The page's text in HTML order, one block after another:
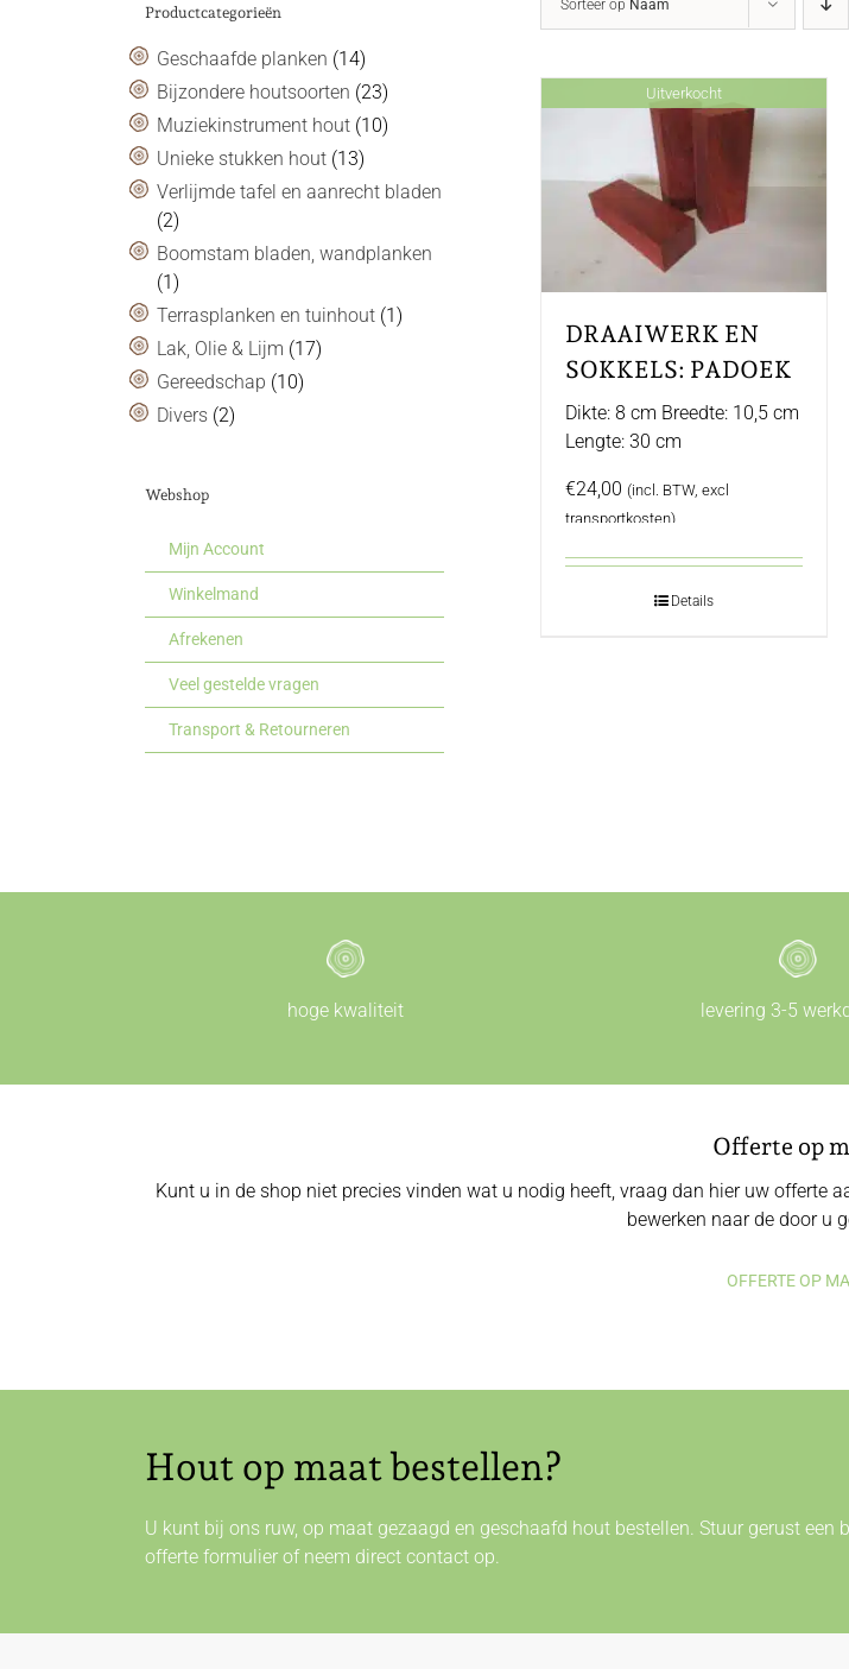
Sorteer op Naam
Uitverkocht
DRAAIWERK EN
SOKKELS: PADOEK
Dikte: 8 cm Breedte: 10,5 cm
Lengte: 30 cm
€24,00 (incl. BTW, excl
transportkosten)
Details
Productcategorieën
Geschaafde planken (14)
Bijzondere houtsoorten (23)
Muziekinstrument hout (10)
Unieke stukken hout (13)
Verlijmde tafel en aanrecht bladen
(2)
Boomstam bladen, wandplanken
(1)
Terrasplanken en tuinhout (1)
Lak, Olie & Lijm (17)
Gereedschap (10)
Divers (2)
Webshop
Mijn Account
Winkelmand
Afrekenen
Veel gestelde vragen
Transport & Retourneren
hoge kwaliteit levering 3-5
Offerte op
Kunt u in de shop niet precies vinden wat u nodig heeft, vraag dan hier uw offerte
bewerken naar de door u
OFFERTE OP
Hout op maat bestellen?
U kunt bij ons ruw, op maat gezaagd en geschaafd hout bestellen. Stuur gerust een
offerte formulier of neem direct contactop.